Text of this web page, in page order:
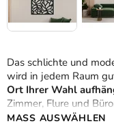
Das schlichte und
wird in jedem Raum
Ort Ihrer Wahl
Zimmer, Flure und
MASS AUSWÄHLEN